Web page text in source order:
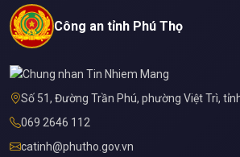
Công an tỉnh Phú Thọ
Số 51, Đường Trần Phú, phường Việt Trì,
069 2646 112
catinh@phutho.gov.vn